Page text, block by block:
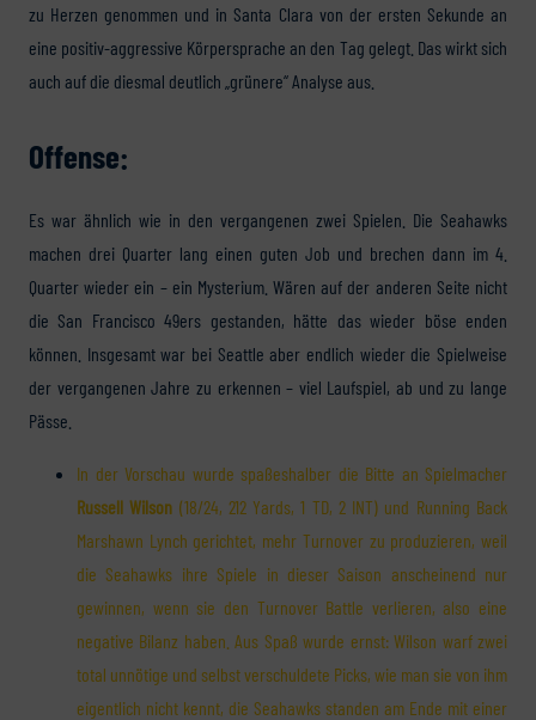
zu Herzen genommen und in Santa Clara von der ersten Sekunde an
eine positiv-aggressive Körpersprache an den Tag gelegt. Das wirkt sich
auch auf die diesmal deutlich „grünere“ Analyse aus.
Offense:
Es war ähnlich wie in den vergangenen zwei Spielen. Die Seahawks
machen drei Quarter lang einen guten Job und brechen dann im 4.
Quarter wieder ein – ein Mysterium. Wären auf der anderen Seite nicht
die San Francisco 49ers gestanden, hätte das wieder böse enden
können. Insgesamt war bei Seattle aber endlich wieder die Spielweise
der vergangenen Jahre zu erkennen – viel Laufspiel, ab und zu lange
Pässe.
In der Vorschau wurde spaßeshalber die Bitte an Spielmacher
Russell Wilson (18/24, 212 Yards, 1 TD, 2 INT) und Running Back
Marshawn Lynch gerichtet, mehr Turnover zu produzieren, weil
die Seahawks ihre Spiele in dieser Saison anscheinend nur
gewinnen, wenn sie den Turnover Battle verlieren, also eine
negative Bilanz haben. Aus Spaß wurde ernst: Wilson warf zwei
total unnötige und selbst verschuldete Picks, wie man sie von ihm
eigentlich nicht kennt, die Seahawks standen am Ende mit einer